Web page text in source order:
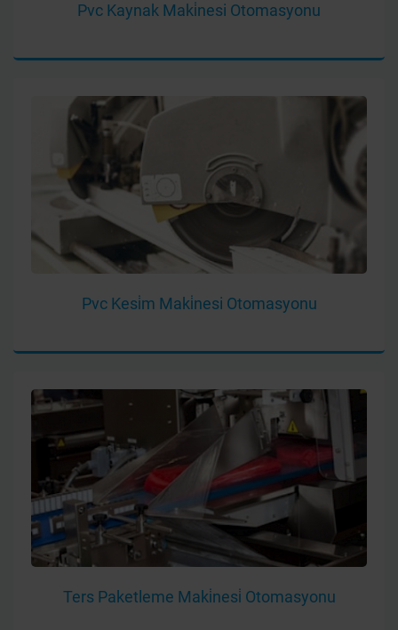
Pvc Kaynak Maki̇nesi Otomasyonu
Pvc Kesi̇m Maki̇nesi Otomasyonu
Ters Paketleme Maki̇nesi̇ Otomasyonu